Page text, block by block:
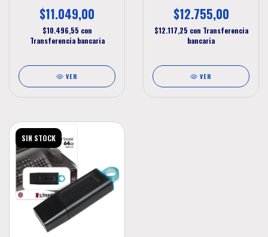
$11.049,00
$10.496,55 con
Transferencia bancaria
VER
$12.755,00
$12.117,25 con Transferencia
bancaria
VER
SIN STOCK